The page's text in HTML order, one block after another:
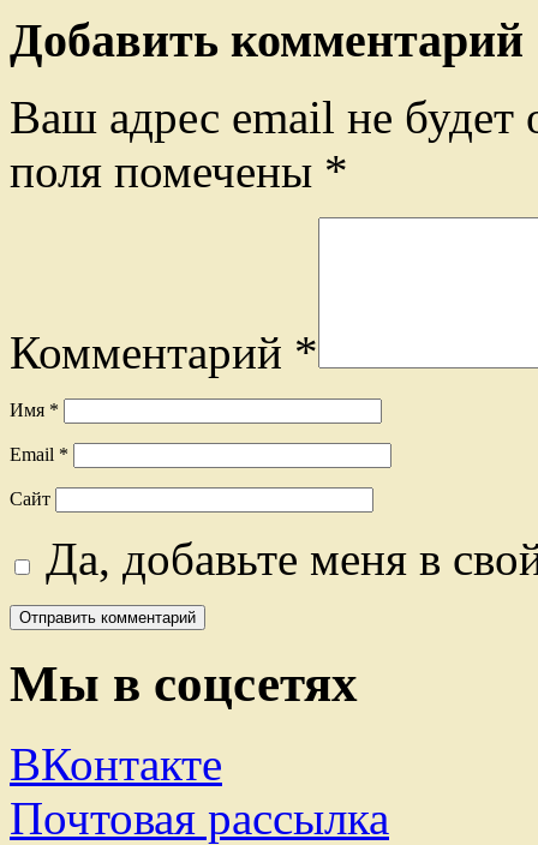
Добавить комментарий
Ваш адрес email не будет
поля помечены *
Комментарий *
Имя *
Email *
Сайт
Да, добавьте меня в
Мы в соцсетях
ВКонтакте
Почтовая рассылка